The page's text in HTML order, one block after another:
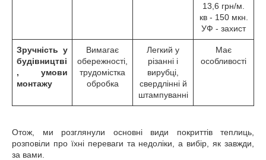
13,6 грн/м.
кв - 150 мкн.
УФ - захист
Зручність у
будівництві
, умови
монтажу
Вимагає
обережності,
трудомістка
обробка
Легкий у
різанні і
вирубці,
свердлінні й
штампуванні
Має
особливості
Отож, ми розглянули основні види покриттів теплиць,
розповіли про їхні переваги та недоліки, а вибір, як завжди,
за вами.